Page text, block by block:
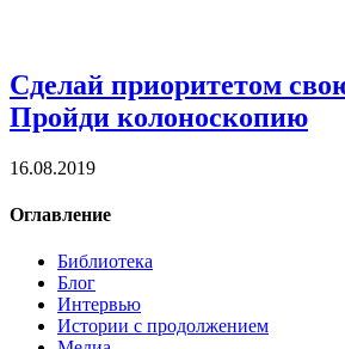
Сделай приоритетом
Пройди колоноскопию
16.08.2019
Оглавление
Библиотека
Блог
Интервью
Истории с продолжением